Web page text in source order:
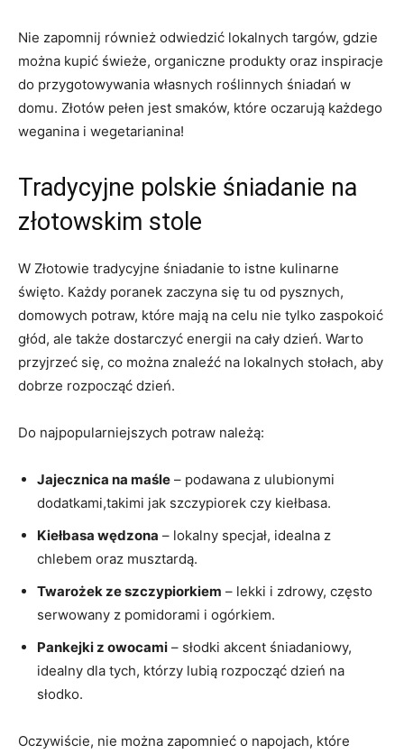
Nie zapomnij również odwiedzić lokalnych targów, gdzie
można kupić świeże, organiczne produkty oraz inspiracje
do przygotowywania własnych roślinnych śniadań w
domu. Złotów pełen jest smaków, które oczarują każdego
weganina i wegetarianina!
Tradycyjne polskie śniadanie na
złotowskim stole
W Złotowie tradycyjne śniadanie to istne kulinarne
święto. Każdy poranek zaczyna się tu od pysznych,
domowych potraw, które mają na celu nie tylko zaspokoić
głód, ale także dostarczyć energii na cały dzień. Warto
przyjrzeć się, co można znaleźć na lokalnych stołach, aby
dobrze rozpocząć dzień.
Do najpopularniejszych potraw należą:
Jajecznica na maśle – podawana z ulubionymi
dodatkami,takimi jak szczypiorek czy kiełbasa.
Kiełbasa wędzona – lokalny specjał, idealna z
chlebem oraz musztardą.
Twarożek ze szczypiorkiem – lekki i zdrowy, często
serwowany z pomidorami i ogórkiem.
Pankejki z owocami – słodki akcent śniadaniowy,
idealny dla tych, którzy lubią rozpocząć dzień na
słodko.
Oczywiście, nie można zapomnieć o napojach, które